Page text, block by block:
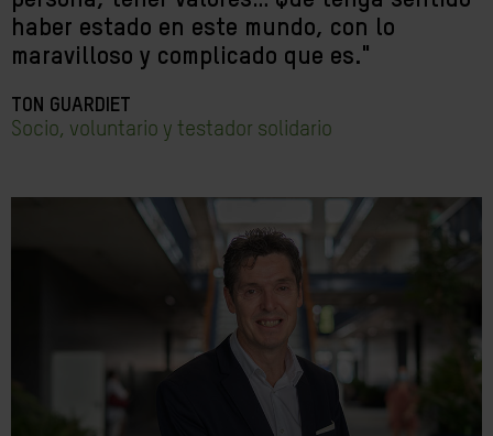
haber estado en este mundo, con lo
maravilloso y complicado que es."
TON GUARDIET
Socio, voluntario y testador solidario